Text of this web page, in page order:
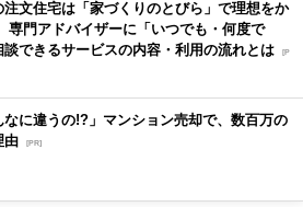
注文住宅は「家づくりのとびら」で理想をか
専門アドバイザーに「いつでも・何度で
談できるサービスの内容・利用の流れとは [P
なに違うの!?」マンション売却で、数百万の
由 [PR]